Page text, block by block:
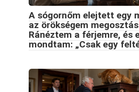
A sógornőm elejtett egy
az örökségem
Ránéztem a férjemre, és
mondtam: „Csak egy